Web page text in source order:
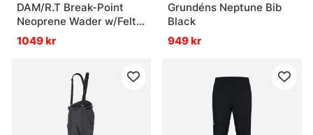
DAM/R.T Break-Point
Neoprene Wader w/Felt
Sole
1049 kr
Grundéns Neptune Bib
Black
949 kr